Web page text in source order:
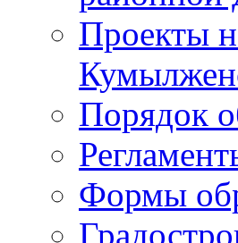
Проекты
Порядок
Формы